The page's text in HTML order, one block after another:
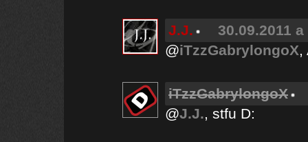
J.J.
30.09.2011
@iTzzGabrylongoX,
iTzzGabrylongoX
@J.J., stfu D: